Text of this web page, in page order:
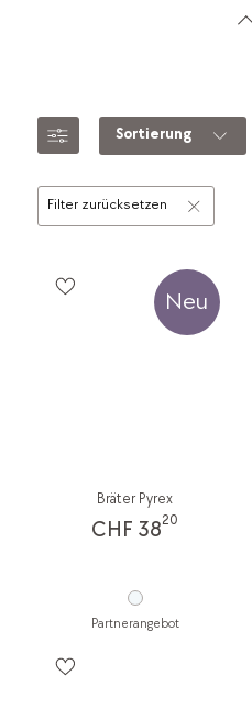
Sortierung
Filter zurücksetzen
Neu
Bräter Pyrex
CHF 3820
Partnerangebot